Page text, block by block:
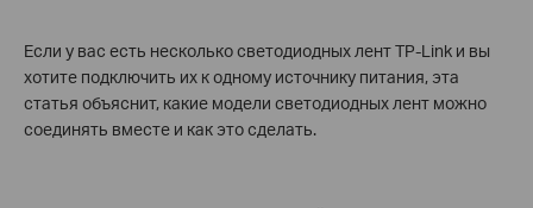
Если у вас есть несколько светодиодных лент TP-Link и вы
хотите подключить их к одному источнику питания, эта
статья объяснит, какие модели светодиодных лент можно
соединять вместе и как это сделать.